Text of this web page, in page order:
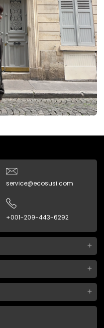
service@ecosusi.com
+001-209-443-6292